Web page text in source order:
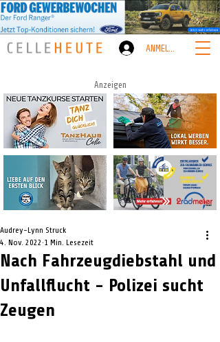
ANMELDEN
Anzeigen
Nach Fahrzeugdiebstahl und
Unfallflucht - Polizei sucht
Zeugen
Audrey-Lynn Struck
4. Nov. 2022 1 Min. Lesezeit